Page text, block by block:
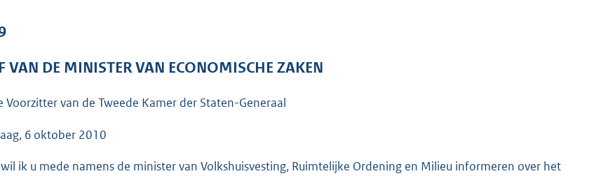
r
o
:
VAN DE MINISTER VAN ECONOMISCHE ZAKEN
Voorzitter van de Tweede Kamer der Staten-Generaal
6 oktober 2010
wil ik u mede namens de minister van Volkshuisvesting, Ruimtelijke Ordening en Milieu informeren over het